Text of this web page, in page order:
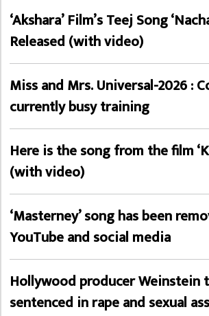
‘Akshara’ Film’s Teej Song
Released (with video)
Miss and Mrs. Universal-2026 :
currently busy training
Here is the song from the film
(with video)
‘Masterney’ song has been
YouTube and social media
Hollywood producer Weinstein
sentenced in rape and sexual